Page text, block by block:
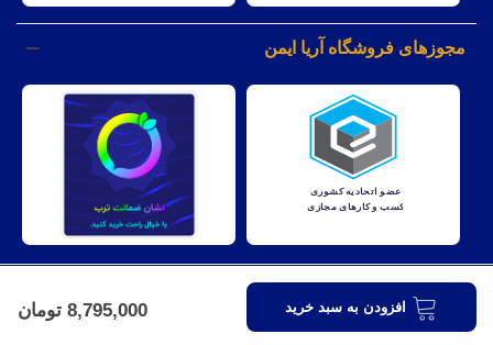
8,795,000 تومان افزودن به سبد خرید
مجوزهای فروشگاه آریا ایمن
کليه حقوق مادی و معنوی اين وبسايت متعلق به شرکت آریا ایمن نظارت